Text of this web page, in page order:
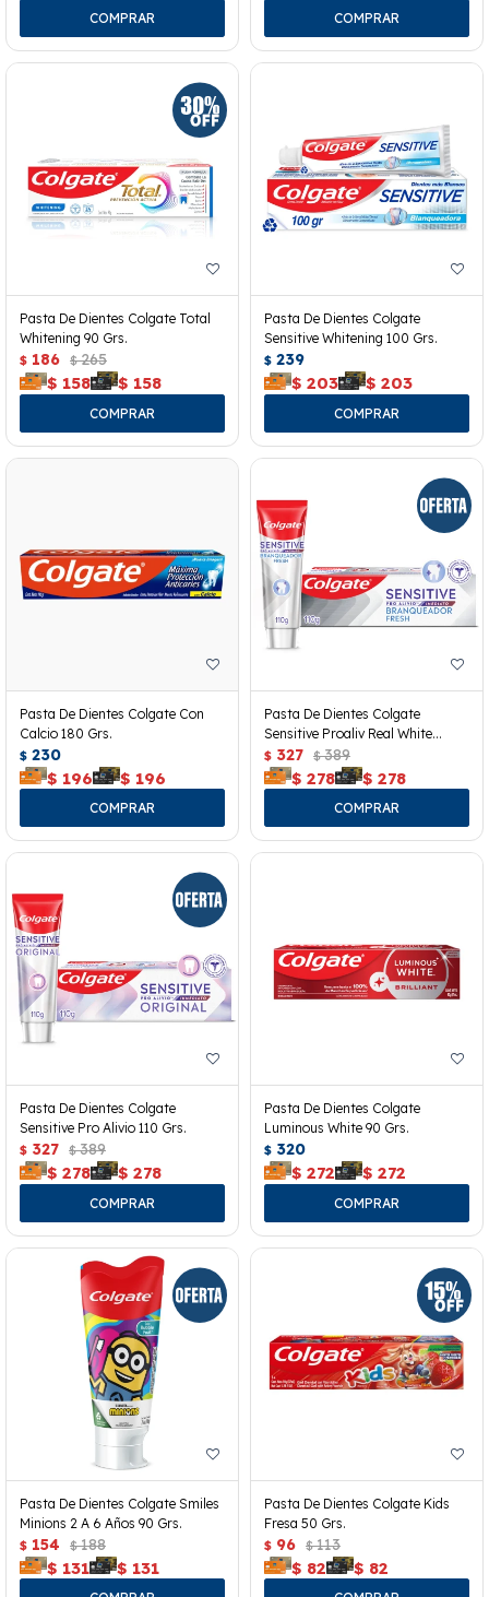
Pasta De Dientes Colgate Total
Whitening 90 Grs.
$ 186 $ 265
$ 158 $ 158
Pasta De Dientes Colgate
Sensitive Whitening 100 Grs.
$ 239
$ 203 $ 203
Pasta De Dientes Colgate Con
Calcio 180 Grs.
$ 230
$ 196 $ 196
Pasta De Dientes Colgate
Sensitive Proaliv Real White
110grs
$ 327 $ 389
$ 278 $ 278
Pasta De Dientes Colgate
Sensitive Pro Alivio 110 Grs.
$ 327 $ 389
$ 278 $ 278
Pasta De Dientes Colgate
Luminous White 90 Grs.
$ 320
$ 272 $ 272
Pasta De Dientes Colgate Smiles
Minions 2 A 6 Años 90 Grs.
$ 154 $ 188
$ 131 $ 131
Pasta De Dientes Colgate Kids
Fresa 50 Grs.
$ 96 $ 113
$ 82 $ 82